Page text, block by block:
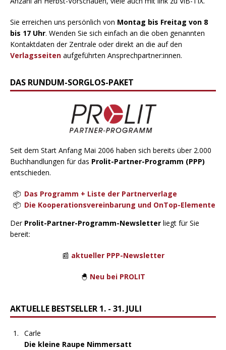
Sie erreichen uns persönlich von Montag bis Freitag von 8
bis 17 Uhr. Wenden Sie sich einfach an die oben genannten
Kontaktdaten der Zentrale oder direkt an die auf den
Verlagsseiten aufgeführten Ansprechpartner:innen.
DAS RUNDUM-SORGLOS-PAKET
Seit dem Start Anfang Mai 2006 haben sich bereits über 2.000
Buchhandlungen für das Prolit-Partner-Programm (PPP)
entschieden.
Das Programm + Liste der Partnerverlage
Die Kooperationsvereinbarung und OnTop-Elemente
Der Prolit-Partner-Programm-Newsletter liegt für Sie
bereit:
📰 aktueller PPP-Newsletter
🐣 Neu bei PROLIT
AKTUELLE BESTSELLER 1. - 31. JULI
Carle
Die kleine Raupe Nimmersatt